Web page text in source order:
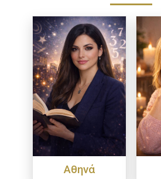
Αθηνά